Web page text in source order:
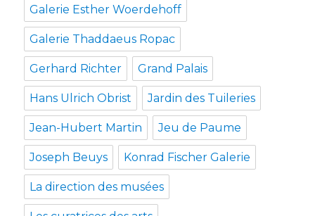
Galerie Esther Woerdehoff
Galerie Thaddaeus Ropac
Gerhard Richter Grand Palais
Hans Ulrich Obrist Jardin des Tuileries
Jean-Hubert Martin Jeu de Paume
Joseph Beuys Konrad Fischer Galerie
La direction des musées